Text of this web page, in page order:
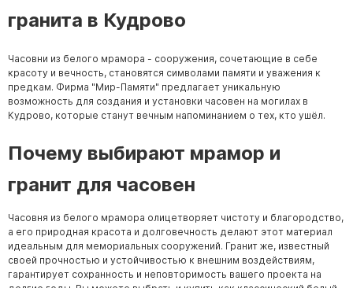
гранита в Кудрово
Часовни из белого мрамора - сооружения, сочетающие в себе
красоту и вечность, становятся символами памяти и уважения к
предкам. Фирма "Мир-Памяти" предлагает уникальную
возможность для создания и установки часовен на могилах в
Кудрово, которые станут вечным напоминанием о тех, кто ушёл.
Почему выбирают мрамор и
гранит для часовен
Часовня из белого мрамора олицетворяет чистоту и благородство,
а его природная красота и долговечность делают этот материал
идеальным для мемориальных сооружений. Гранит же, известный
своей прочностью и устойчивостью к внешним воздействиям,
гарантирует сохранность и неповторимость вашего проекта на